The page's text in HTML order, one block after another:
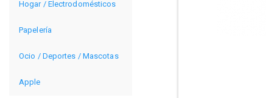
Hogar / Electrodomésticos
Papelería
Ocio / Deportes / Mascotas
Apple